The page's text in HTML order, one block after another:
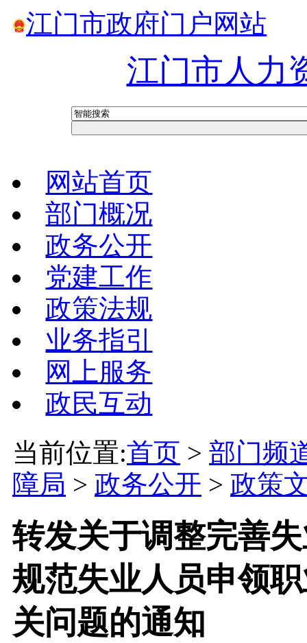
江门市政府门户网站
江门市人力
网站首页
部门概况
政务公开
党建工作
政策法规
业务指引
网上服务
政民互动
当前位置:首页 > 部门频
障局 > 政务公开 > 政策
转发关于调整完善
规范失业人员申领
关问题的通知